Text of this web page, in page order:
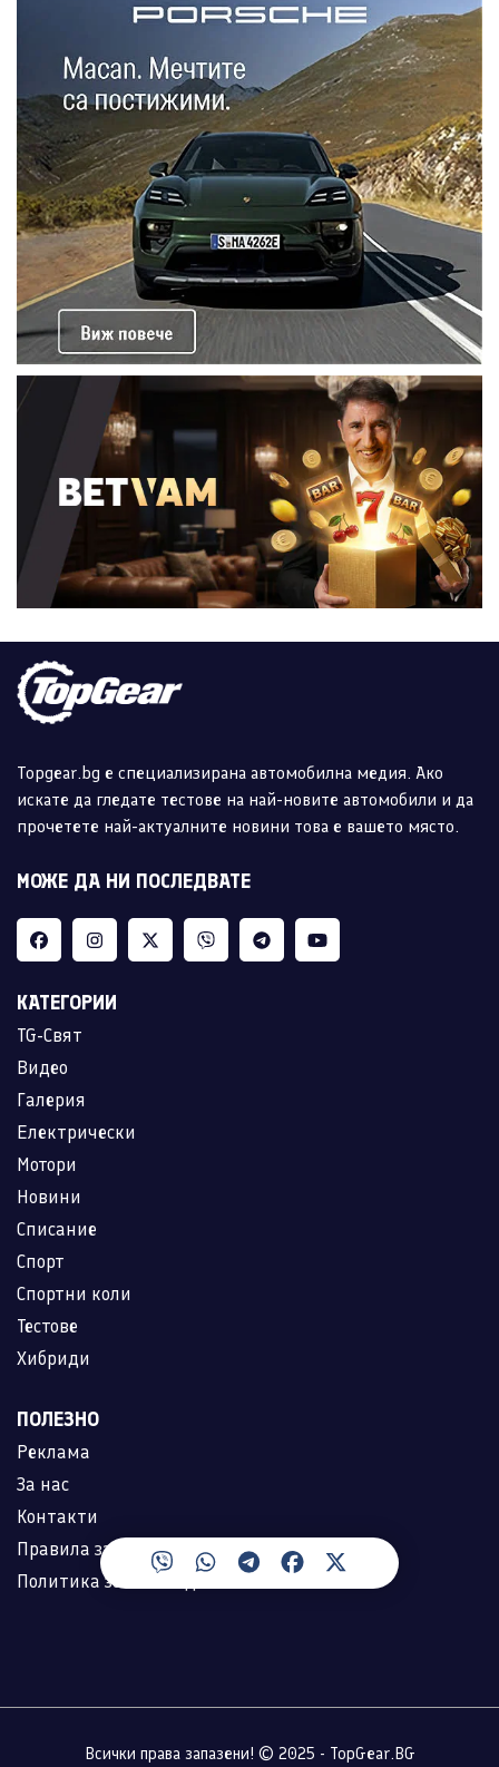
Topgear.bg е специализирана автомобилна медия. Ако
искате да гледате тестове на най-новите автомобили и да
прочетете най-актуалните новини това е вашето място.
МОЖЕ ДА НИ ПОСЛЕДВАТЕ
КАТЕГОРИИ
TG-Свят
Видео
Галерия
Електрически
Мотори
Новини
Списание
Спорт
Спортни коли
Тестове
Хибриди
ПОЛЕЗНО
Реклама
За нас
Контакти
Правила за ползване
Политика за лични данни
Всички права запазени! © 2025 - TopGear.BG